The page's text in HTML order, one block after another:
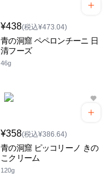
¥438(税込¥473.04)
青の洞窟 ペペロンチーニ 日
清フーズ
46g
¥358(税込¥386.64)
青の洞窟 ピッコリーノ きの
こクリーム
120g